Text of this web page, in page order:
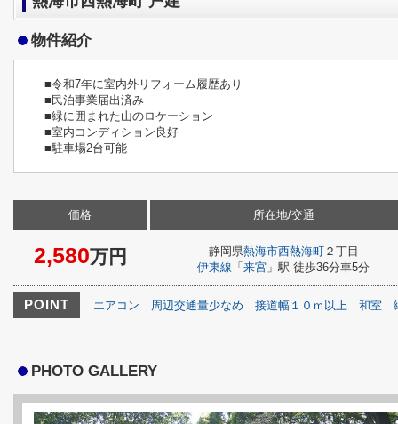
物件紹介
■令和7年に室内外リフォーム履歴あり
■民泊事業届出済み
■緑に囲まれた山のロケーション
■室内コンディション良好
■駐車場2台可能
価格
2,580万円
所在地/交通
静岡県熱海市西熱海町２丁目
伊東線 「 来宮 」駅 徒歩36分車5分
POINT エアコン 周辺交通量少なめ 接道幅１０ｍ以上 和室
PHOTO GALLERY